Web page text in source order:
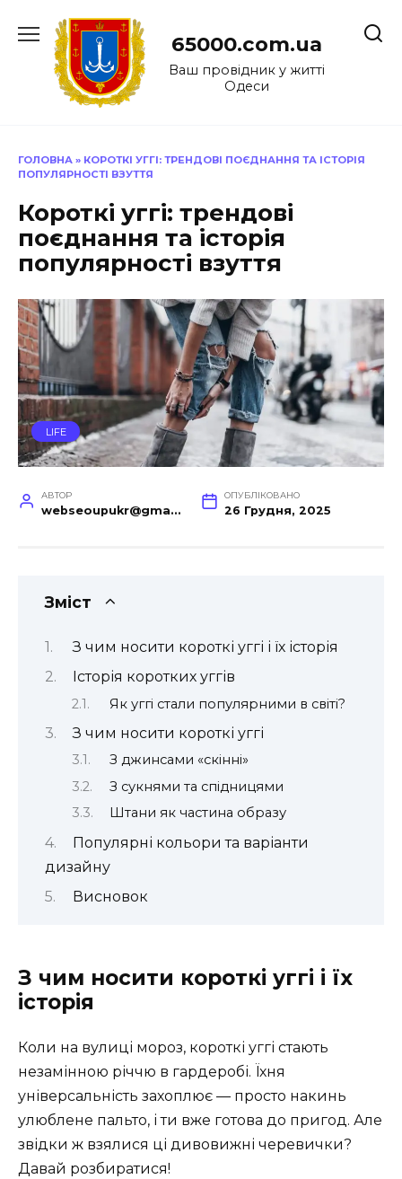
до
65000.com.ua
Ваш провідник у житті
Одеси
ГОЛОВНА » КОРОТКІ УГГІ: ТРЕНДОВІ ПОЄДНАННЯ ТА ІСТОРІЯ
ПОПУЛЯРНОСТІ ВЗУТТЯ
Короткі уггі: трендові
поєднання та історія
популярності взуття
LIFE
АВТОР
webseoupukr@gmail.com
ОПУБЛІКОВАНО
26 Грудня, 2025
Зміст
З чим носити короткі уггі і їх історія
Історія коротких уггів
Як уггі стали популярними в світі?
З чим носити короткі уггі
З джинсами «скінні»
З сукнями та спідницями
Штани як частина образу
Популярні кольори та варіанти
дизайну
Висновок
З чим носити короткі уггі і їх
історія
Коли на вулиці мороз, короткі уггі стають
незамінною річчю в гардеробі. Їхня
універсальність захоплює — просто накинь
улюблене пальто, і ти вже готова до пригод. Але
звідки ж взялися ці дивовижні черевички?
Давай розбиратися!